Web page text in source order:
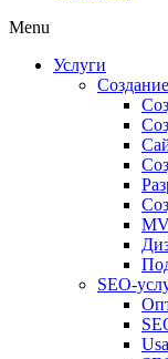
Menu
Услуги
SEO-